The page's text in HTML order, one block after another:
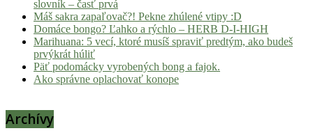
slovník – časť prvá
Máš sakra zapaľovač?! Pekne zhúlené vtipy :D
Domáce bongo? Ľahko a rýchlo – HERB D-I-HIGH
Marihuana: 5 vecí, ktoré musíš spraviť predtým, ako budeš
prvýkrát húliť
Päť podomácky vyrobených bong a fajok.
Ako správne oplachovať konope
Archívy